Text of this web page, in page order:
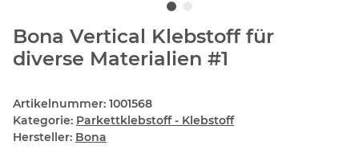
Bona Vertical Klebstoff für
diverse Materialien #1
Artikelnummer: 1001568
Kategorie: Parkettklebstoff - Klebstoff
Hersteller: Bona